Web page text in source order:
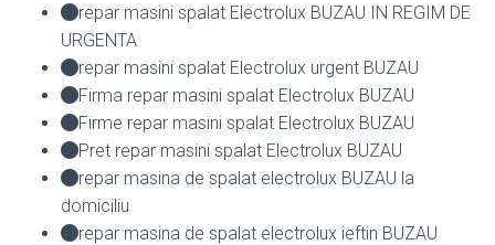
repar masini spalat Electrolux BUZAU IN REGIM DE
URGENTA
repar masini spalat Electrolux urgent BUZAU
Firma repar masini spalat Electrolux BUZAU
Firme repar masini spalat Electrolux BUZAU
Pret repar masini spalat Electrolux BUZAU
repar masina de spalat electrolux BUZAU la
domiciliu
repar masina de spalat electrolux ieftin BUZAU